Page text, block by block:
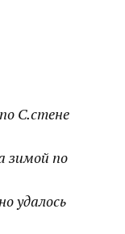
С.стене
зимой по
удалось